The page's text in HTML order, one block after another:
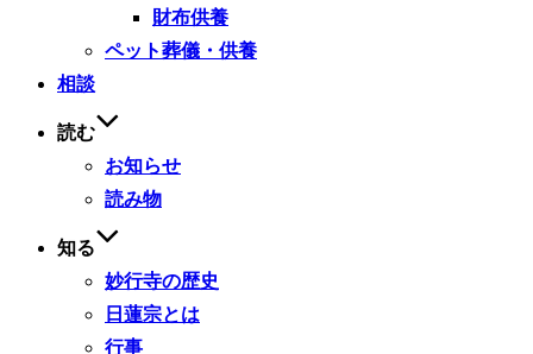
財布供養
ペット葬儀・供養
相談
読む
お知らせ
読み物
知る
妙行寺の歴史
日蓮宗とは
行事